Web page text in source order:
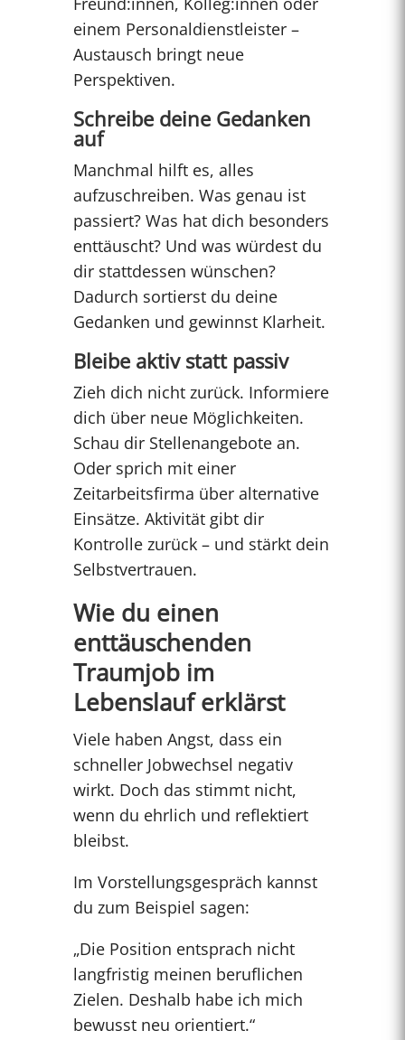
einem Personaldienstleister –
Austausch bringt neue
Perspektiven.
Schreibe deine Gedanken
auf
Manchmal hilft es, alles
aufzuschreiben. Was genau ist
passiert? Was hat dich besonders
enttäuscht? Und was würdest du
dir stattdessen wünschen?
Dadurch sortierst du deine
Gedanken und gewinnst Klarheit.
Bleibe aktiv statt passiv
Zieh dich nicht zurück. Informiere
dich über neue Möglichkeiten.
Schau dir Stellenangebote an.
Oder sprich mit einer
Zeitarbeitsfirma über alternative
Einsätze. Aktivität gibt dir
Kontrolle zurück – und stärkt dein
Selbstvertrauen.
Wie du einen
enttäuschenden
Traumjob im
Lebenslauf erklärst
Viele haben Angst, dass ein
schneller Jobwechsel negativ
wirkt. Doch das stimmt nicht,
wenn du ehrlich und reflektiert
bleibst.
Im Vorstellungsgespräch kannst
du zum Beispiel sagen:
„Die Position entsprach nicht
langfristig meinen beruflichen
Zielen. Deshalb habe ich mich
bewusst neu orientiert.“